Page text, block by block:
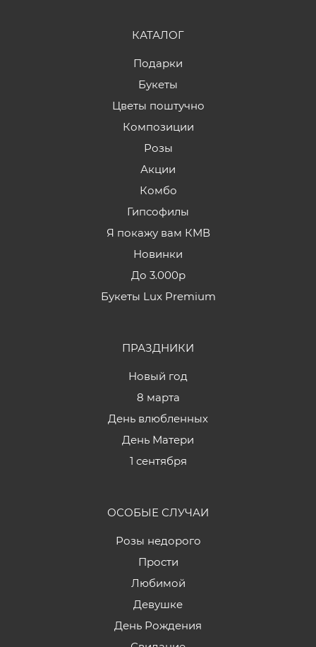
КАТАЛОГ
Подарки
Букеты
Цветы поштучно
Композиции
Розы
Акции
Комбо
Гипсофилы
Я покажу вам КМВ
Новинки
До 3.000р
Букеты Lux Premium
ПРАЗДНИКИ
Новый год
8 марта
День влюбленных
День Матери
1 сентября
ОСОБЫЕ СЛУЧАИ
Розы недорого
Прости
Любимой
Девушке
День Рождения